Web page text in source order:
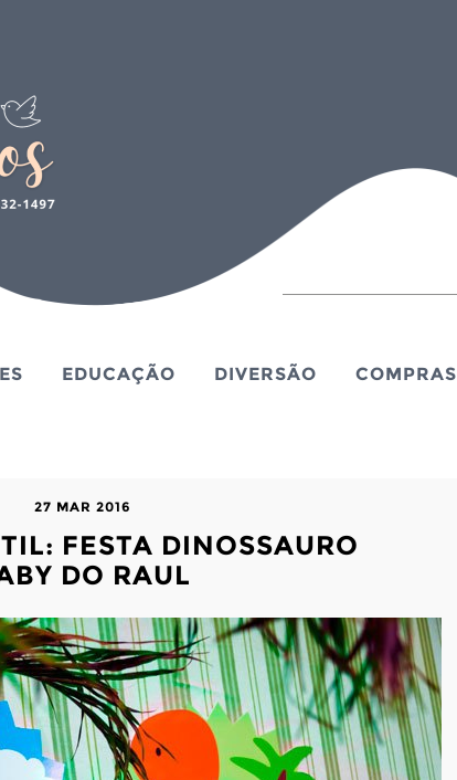
EDUCAÇÃO DIVERSÃO COMPRAS
27 MAR 2016
FESTA DINOSSAURO
DO RAUL